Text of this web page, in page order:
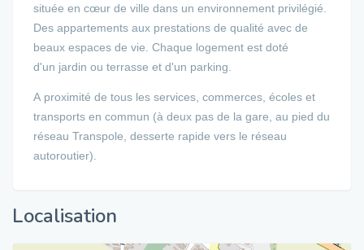
située en cœur de ville dans un environnement privilégié.
Des appartements aux prestations de qualité avec de
beaux espaces de vie. Chaque logement est doté
d'un jardin ou terrasse et d'un parking.
A proximité de tous les services, commerces, écoles et
transports en commun (à deux pas de la gare, au pied du
réseau Transpole, desserte rapide vers le réseau
autoroutier).
Localisation